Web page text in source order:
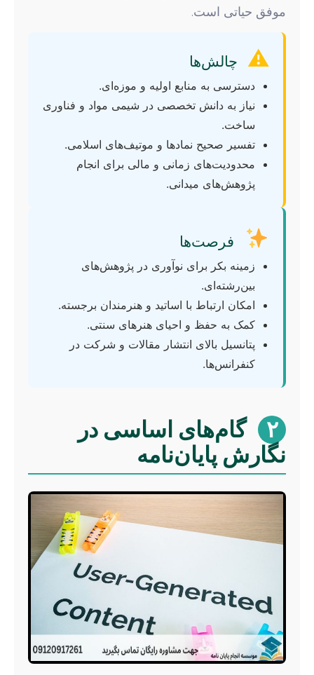
موفق حیاتی است.
⚠ چالش‌ها
دسترسی به منابع اولیه و موزه‌ای.
نیاز به دانش تخصصی در شیمی مواد و فناوری
ساخت.
تفسیر صحیح نمادها و موتیف‌های اسلامی.
محدودیت‌های زمانی و مالی برای انجام
پژوهش‌های میدانی.
فرصت‌ها
زمینه بکر برای نوآوری در پژوهش‌های
بین‌رشته‌ای.
امکان ارتباط با اساتید و هنرمندان برجسته.
کمک به حفظ و احیای هنرهای سنتی.
پتانسیل بالای انتشار مقالات و شرکت در
کنفرانس‌ها.
۲
گام‌های اساسی در
نگارش پایان‌نامه